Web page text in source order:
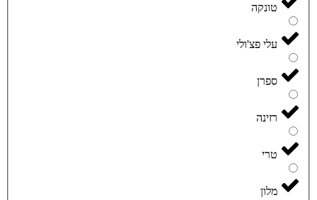
טונקה
עלי פצ'ולי
ספרן
רזינה
טרי
מלון